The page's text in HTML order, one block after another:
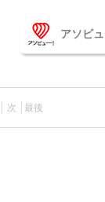
アソビュ
次 最後